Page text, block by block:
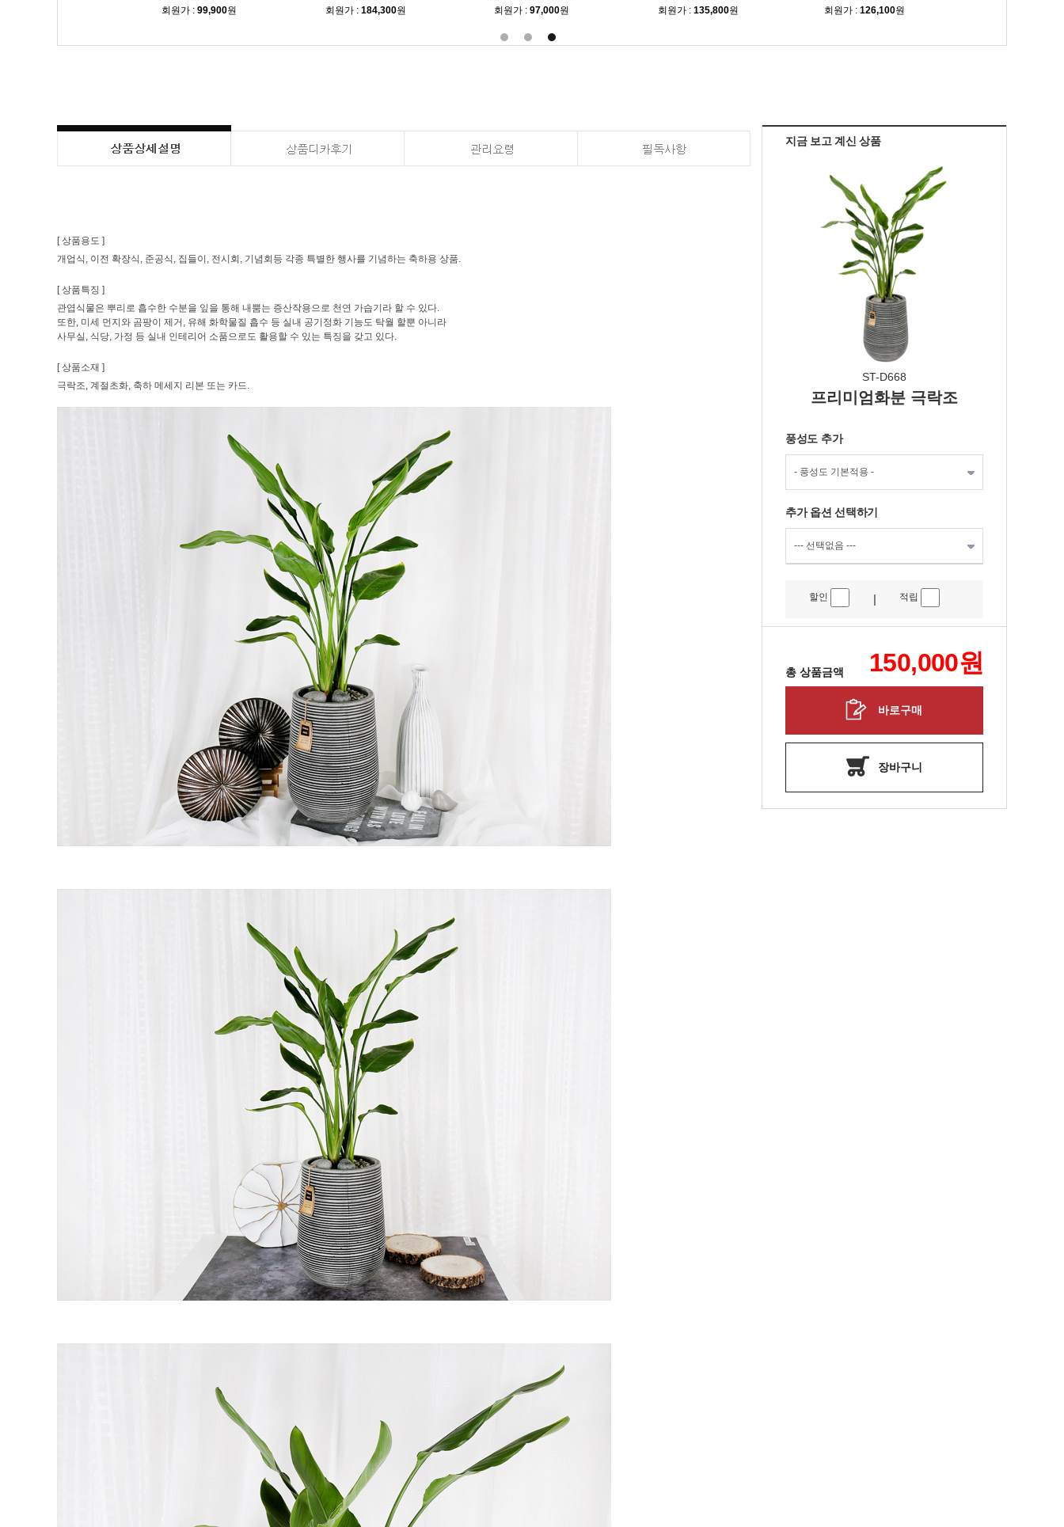
회원가 : 99,900원
회원가 : 184,300원
회원가 : 97,000원
회원가 : 135,800원
회원가 : 126,100원
지금 보고 계신 상품
ST-D668
프리미엄화분 극락조
풍성도 추가
추가 옵션 선택하기
할인 | 적립
총 상품금액 150,000원
바로구매
장바구니
[ 상품용도 ]
개업식, 이전 확장식, 준공식, 집들이, 전시회, 기념회등 각종 특별한 행사를 기념하는 축하용 상품.
[ 상품특징 ]
관엽식물은 뿌리로 흡수한 수분을 잎을 통해 내뿜는 증산작용으로 천연 가습기라 할 수 있다.
또한, 미세 먼지와 곰팡이 제거, 유해 화학물질 흡수 등 실내 공기정화 기능도 탁월 할뿐 아니라
사무실, 식당, 가정 등 실내 인테리어 소품으로도 활용할 수 있는 특징을 갖고 있다.
[ 상품소재 ]
극락조, 계절초화, 축하 메세지 리본 또는 카드.